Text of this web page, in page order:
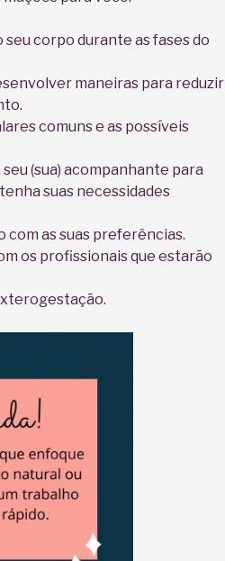
corpo durante as fases do
maneiras para reduzir
comuns e as possíveis
(sua) acompanhante para
suas necessidades
com as suas preferências.
os profissionais que estarão